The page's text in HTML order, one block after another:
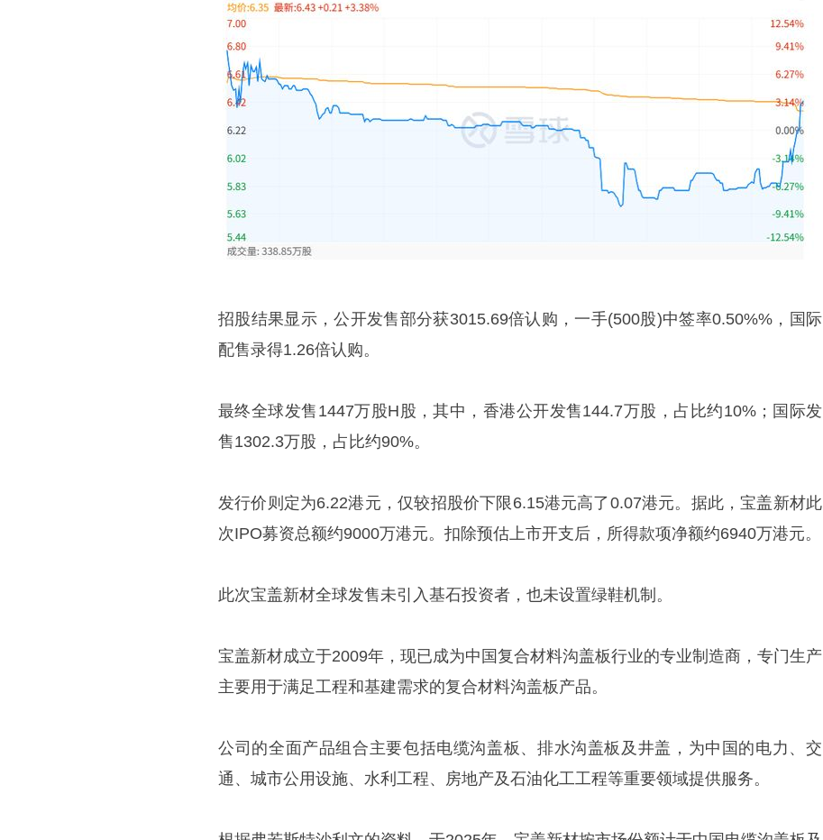
招股结果显示，公开发售部分获3015.69倍认购，一手(500股)中签率0.50%%，国际
配售录得1.26倍认购。
最终全球发售1447万股H股，其中，香港公开发售144.7万股，占比约10%；国际发
售1302.3万股，占比约90%。
发行价则定为6.22港元，仅较招股价下限6.15港元高了0.07港元。据此，宝盖新材此
次IPO募资总额约9000万港元。扣除预估上市开支后，所得款项净额约6940万港元。
此次宝盖新材全球发售未引入基石投资者，也未设置绿鞋机制。
宝盖新材成立于2009年，现已成为中国复合材料沟盖板行业的专业制造商，专门生产
主要用于满足工程和基建需求的复合材料沟盖板产品。
公司的全面产品组合主要包括电缆沟盖板、排水沟盖板及井盖，为中国的电力、交
通、城市公用设施、水利工程、房地产及石油化工工程等重要领域提供服务。